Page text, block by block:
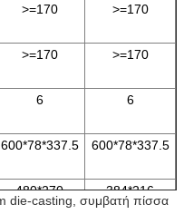
>=170 >=170
>=170 >=170
6 6
600*78*337.5 600*78*337.5
480*270 384*216
die-casting, συμβατή πίσσα